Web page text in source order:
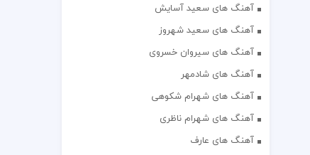
آهنگ های سعید آسایش
آهنگ های سعید شهروز
آهنگ های سیروان خسروی
آهنگ های شادمهر
آهنگ های شهرام شکوهی
آهنگ های شهرام ناظری
آهنگ های عارف